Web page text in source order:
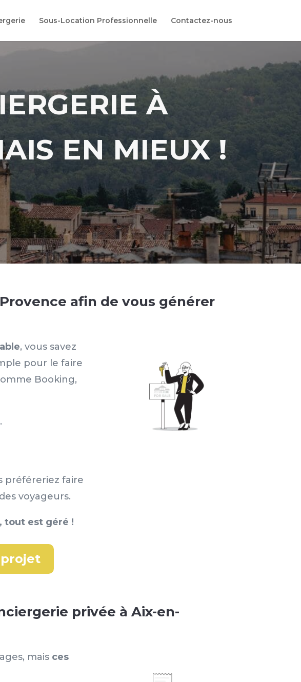
Sous-Location Professionnelle Contactez-nous
À
EN MIEUX !
afin de vous générer
, vous savez
pour le faire
Booking,
.
préféreriez faire
voyageurs.
tout est géré !
privée à Aix-en-
mais ces